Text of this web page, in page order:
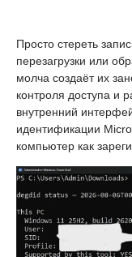
Просто стереть
перезагрузки или
молча создаёт их
контроля доступа и
внутренний
идентификации
компьютер как